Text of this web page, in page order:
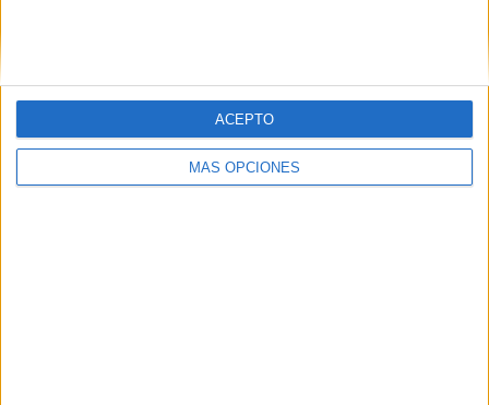
MÁS OPCIONES
ACEPTO